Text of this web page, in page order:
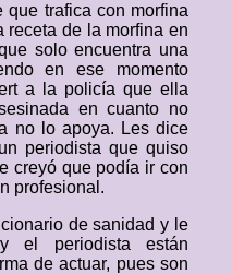
que trafica con morfina
receta de la morfina en
solo encuentra una
en ese momento
a la policía que ella
en cuanto no
no lo apoya. Les dice
periodista que quiso
creyó que podía ir con
profesional.
de sanidad y le
el periodista están
de actuar, pues son